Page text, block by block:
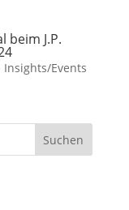
beim J.P.
Insights/Events
Suchen